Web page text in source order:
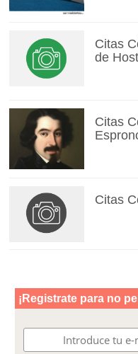
Citas
de
Citas
Citas